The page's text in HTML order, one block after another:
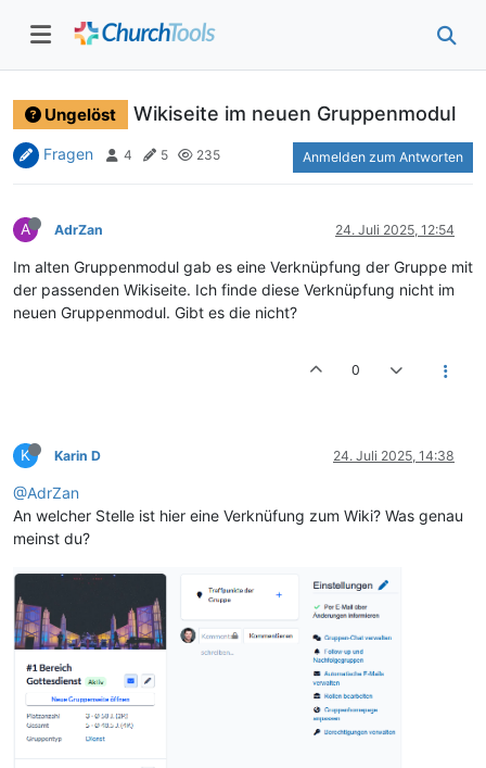
Ungelöst Wikiseite im neuen Gruppenmodul
Fragen 4 5 235 Anmelden zum Antworten
A AdrZan 24. Juli 2025, 12:54
Im alten Gruppenmodul gab es eine Verknüpfung der Gruppe mit
der passenden Wikiseite. Ich finde diese Verknüpfung nicht im
neuen Gruppenmodul. Gibt es die nicht?
0
K Karin D 24. Juli 2025, 14:38
@AdrZan
An welcher Stelle ist hier eine Verknüfung zum Wiki? Was genau
meinst du?